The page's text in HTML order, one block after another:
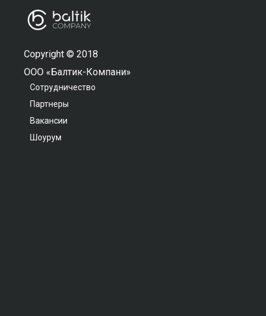
Copyright © 2018
ООО «Балтик-Компани»
Сотрудничество
Партнеры
Вакансии
Шоурум